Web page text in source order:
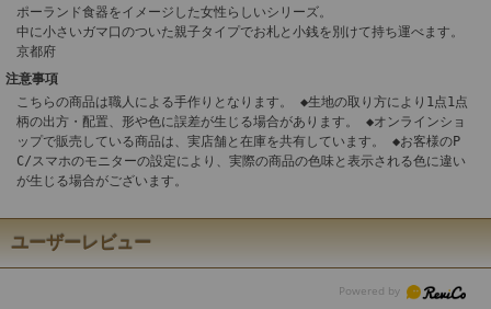
ポーランド食器をイメージした女性らしいシリーズ。
中に小さいガマ口のついた親子タイプでお札と小銭を別けて持ち運べます。
京都府
注意事項
こちらの商品は職人による手作りとなります。 ◆生地の取り方により1点1点
柄の出方・配置、形や色に誤差が生じる場合があります。 ◆オンラインショ
ップで販売している商品は、実店舗と在庫を共有しています。 ◆お客様のP
C/スマホのモニターの設定により、実際の商品の色味と表示される色に違い
が生じる場合がございます。
ユーザーレビュー